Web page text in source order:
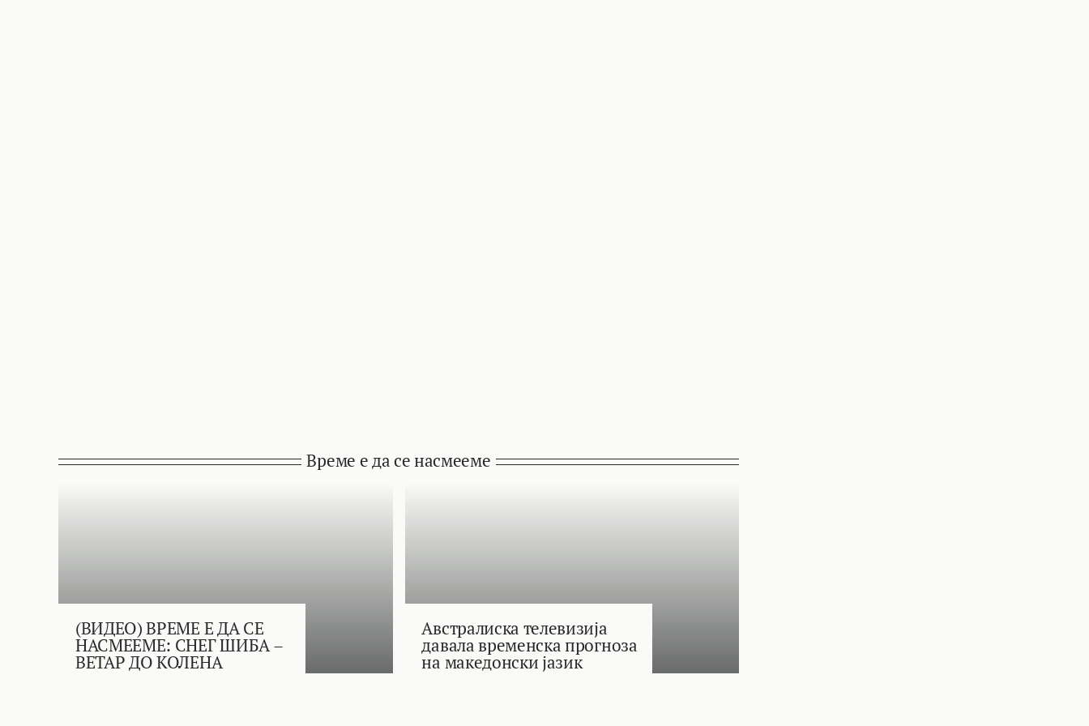
Време е да се насмееме
(ВИДЕО) ВРЕМЕ Е ДА СЕ
НАСМЕЕМЕ: СНЕГ ШИБА –
ВЕТАР ДО КОЛЕНА
Австралиска телевизија
давала временска прогноза
на македонски јазик